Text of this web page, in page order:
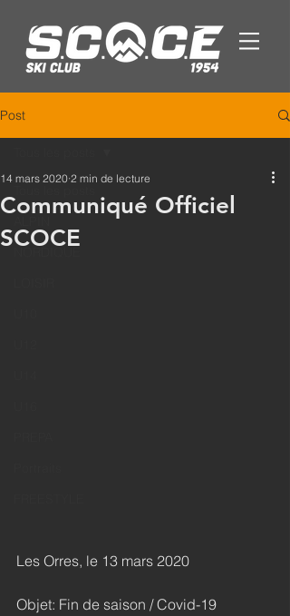
Post
Communiqué Officiel
SCOCE
14 mars 2020 2 min de lecture
Les Orres, le 13 mars 2020
Objet: Fin de saison / Covid-19